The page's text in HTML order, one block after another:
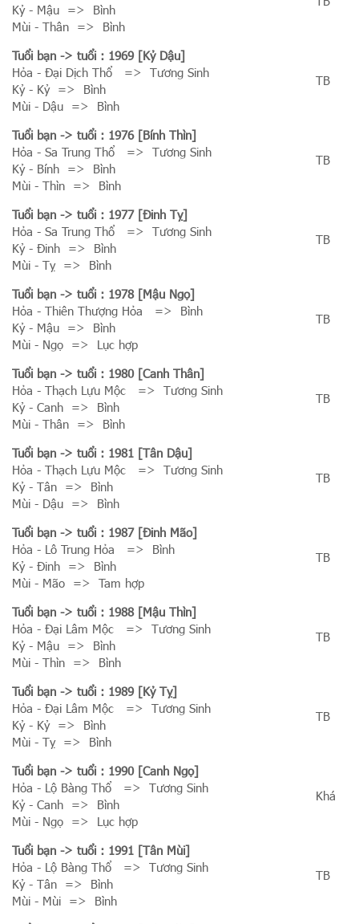
Kỷ - Mậu => Bình
Mùi - Thân => Bình
Tuổi bạn -> tuổi : 1969 [Kỷ Dậu]
Hỏa - Đại Dịch Thổ => Tương Sinh
Kỷ - Kỷ => Bình
Mùi - Dậu => Bình
TB
Tuổi bạn -> tuổi : 1976 [Bính Thìn]
Hỏa - Sa Trung Thổ => Tương Sinh
Kỷ - Bính => Bình
Mùi - Thìn => Bình
TB
Tuổi bạn -> tuổi : 1977 [Đinh Tỵ]
Hỏa - Sa Trung Thổ => Tương Sinh
Kỷ - Đinh => Bình
Mùi - Tỵ => Bình
TB
Tuổi bạn -> tuổi : 1978 [Mậu Ngọ]
Hỏa - Thiên Thượng Hỏa => Bình
Kỷ - Mậu => Bình
Mùi - Ngọ => Lục hợp
TB
Tuổi bạn -> tuổi : 1980 [Canh Thân]
Hỏa - Thạch Lựu Mộc => Tương Sinh
Kỷ - Canh => Bình
Mùi - Thân => Bình
TB
Tuổi bạn -> tuổi : 1981 [Tân Dậu]
Hỏa - Thạch Lựu Mộc => Tương Sinh
Kỷ - Tân => Bình
Mùi - Dậu => Bình
TB
Tuổi bạn -> tuổi : 1987 [Đinh Mão]
Hỏa - Lô Trung Hỏa => Bình
Kỷ - Đinh => Bình
Mùi - Mão => Tam hợp
TB
Tuổi bạn -> tuổi : 1988 [Mậu Thìn]
Hỏa - Đại Lâm Mộc => Tương Sinh
Kỷ - Mậu => Bình
Mùi - Thìn => Bình
TB
Tuổi bạn -> tuổi : 1989 [Kỷ Tỵ]
Hỏa - Đại Lâm Mộc => Tương Sinh
Kỷ - Kỷ => Bình
Mùi - Tỵ => Bình
TB
Tuổi bạn -> tuổi : 1990 [Canh Ngọ]
Hỏa - Lộ Bàng Thổ => Tương Sinh
Kỷ - Canh => Bình
Mùi - Ngọ => Lục hợp
Khá
Tuổi bạn -> tuổi : 1991 [Tân Mùi]
Hỏa - Lộ Bàng Thổ => Tương Sinh
Kỷ - Tân => Bình
Mùi - Mùi => Bình
TB